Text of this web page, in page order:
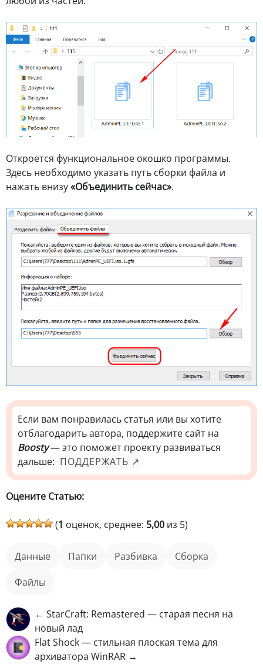
Откроется функциональное окошко программы.
Здесь необходимо указать путь сборки файла и
нажать внизу«Объединить сейчас».
Если вам понравилась статья или вы хотите
отблагодарить автора, поддержите сайт на
Boosty— это поможет проекту развиваться
дальше: ПОДДЕРЖАТЬ ↗
Оцените Статью:
(1 оценок, среднее: 5,00 из 5)
данные папки разбивка
сборка
файлы
← StarCraft: Remastered — старая песня на
новый лад
Flat Shock — стильная плоская тема для
архиватора WinRAR →